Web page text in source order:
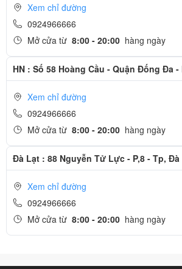
Xem chỉ đường
0924966666
Mở cửa từ 8:00 - 20:00 hàng ngày
HN : Số 58 Hoàng Cầu - Quận Đống Đa -
Xem chỉ đường
0924966666
Mở cửa từ 8:00 - 20:00 hàng ngày
Đà Lạt : 88 Nguyễn Tử Lực - P,8 - Tp,
Xem chỉ đường
0924966666
Mở cửa từ 8:00 - 20:00 hàng ngày